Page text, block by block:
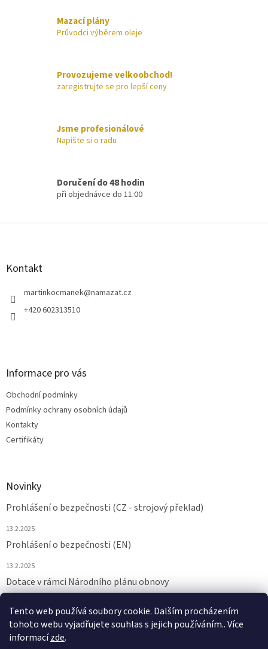
Tento web používá soubory cookie. Dalším procházením
tohoto webu vyjadřujete souhlas s jejich používáním.. Více
informacízde.
í
k
y
p
i
n
í
Mazací plány
Průvodci výběrem oleje
Provozujeme velkoobchod!
zaregistrujte se pro lepší ceny
Jsme profesionálové
Napište si o radu
Doručení do 48 hodin
při objednávce do 11:00
Z
Kontakt
martinkocmanek@namazat.cz
+420 602313510
Informace pro vás
Obchodní podmínky
Podmínky ochrany osobních údajů
Kontakty
Certifikáty
Novinky
Prohlášení o bezpečnosti (CZ - strojový překlad)
13.2.2025
Prohlášení o bezpečnosti (EN)
13.2.2025
Dotace v rámci Národního plánu obnovy
ARCHIV